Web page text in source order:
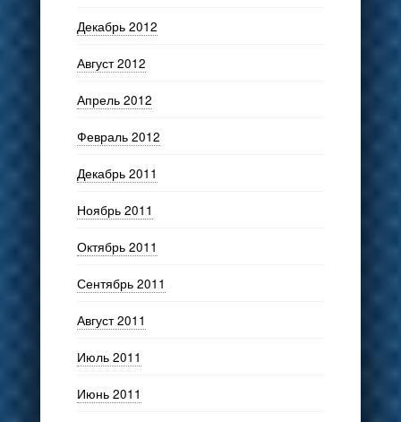
Декабрь 2012
Август 2012
Апрель 2012
Февраль 2012
Декабрь 2011
Ноябрь 2011
Октябрь 2011
Сентябрь 2011
Август 2011
Июль 2011
Июнь 2011